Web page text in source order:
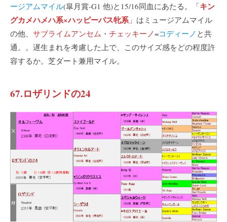
ージアムマイル(皐月賞-G1 他)と15/16同血にあたる。「キン
グカメハメハ系×ハッピーパス牝系」はミュージアムマイル
の他、 サブライムアンセム ・ チェッキーノ=コディーノ と共
通。。遅生まれを考慮した上で、このサイズ感をどの程度許
容するか。芝ダート兼用マイル。
67.ロザリンドの24